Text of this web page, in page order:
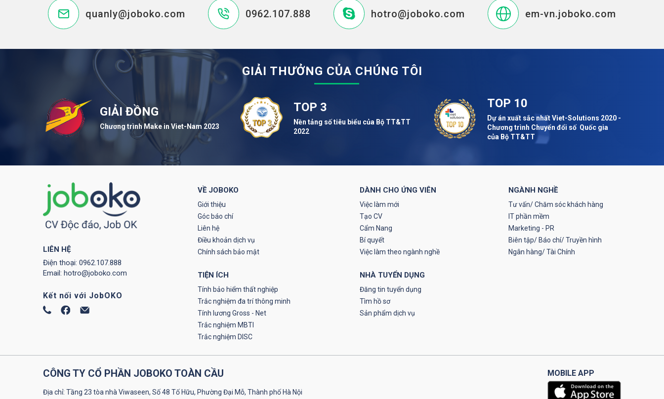
quanly@joboko.com 0962.107.888 hotro@joboko.com em-vn.joboko.com
GIẢI THƯỞNG CỦA CHÚNG TÔI
GIẢI ĐỒNG
Chương trình Make in Viet-Nam 2023
TOP 3
Nền tảng số tiêu biểu của Bộ TT&TT
2022
TOP 10
Dự án xuất sắc nhất Viet-Solutions 2020 -
Chương trình Chuyển đổi số Quốc gia
của Bộ TT&TT
LIÊN HỆ
Điện thoại: 0962.107.888
Email: hotro@joboko.com
Kết nối với JobOKO
VỀ JOBOKO
Giới thiệu
Góc báo chí
Liên hệ
Điều khoản dịch vụ
Chính sách bảo mật
TIỆN ÍCH
Tính bảo hiểm thất nghiệp
Trắc nghiệm đa trí thông minh
Tính lương Gross - Net
Trắc nghiệm MBTI
Trắc nghiệm DISC
DÀNH CHO ỨNG VIÊN
Việc làm mới
Tạo CV
Cẩm Nang
Bí quyết
Việc làm theo ngành nghề
NHÀ TUYỂN DỤNG
Đăng tin tuyển dụng
Tìm hồ sơ
Sản phẩm dịch vụ
NGÀNH NGHỀ
Tư vấn/ Chăm sóc khách hàng
IT phần mềm
Marketing - PR
Biên tập/ Báo chí/ Truyền hình
Ngân hàng/ Tài Chính
CÔNG TY CỔ PHẦN JOBOKO TOÀN CẦU
Địa chỉ: Tầng 23 tòa nhà Viwaseen, Số 48 Tố Hữu, Phường Đại Mỗ, Thành phố Hà Nội
MOBILE APP